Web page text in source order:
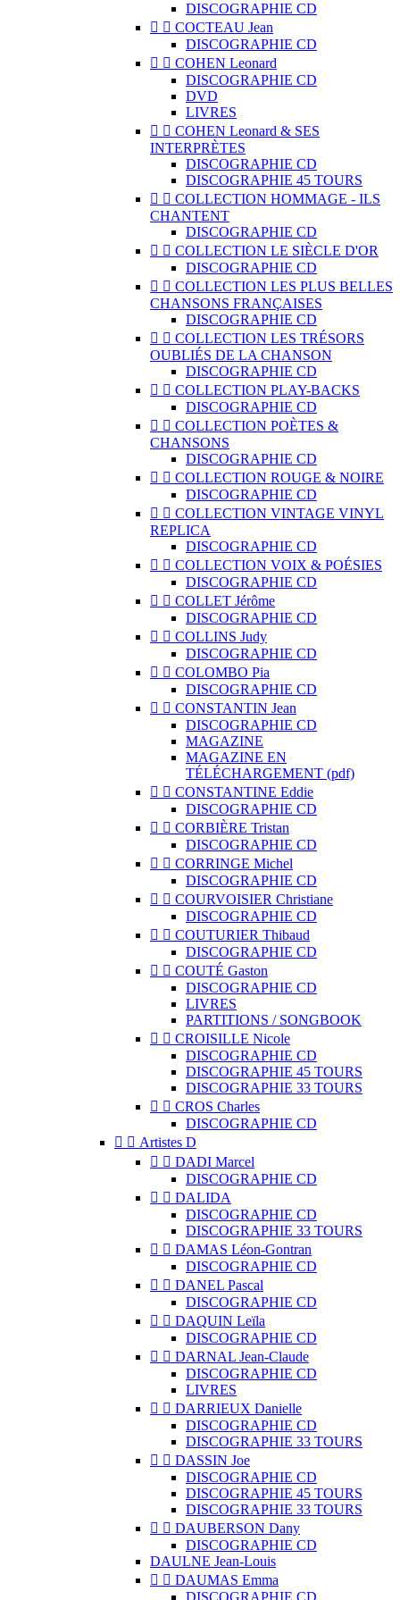
DISCOGRAPHIE CD
  COCTEAU Jean
DISCOGRAPHIE CD
  COHEN Leonard
DISCOGRAPHIE CD
DVD
LIVRES
  COHEN Leonard & SES
INTERPRÈTES
DISCOGRAPHIE CD
DISCOGRAPHIE 45 TOURS
  COLLECTION HOMMAGE - ILS
CHANTENT
DISCOGRAPHIE CD
  COLLECTION LE SIÈCLE D'OR
DISCOGRAPHIE CD
  COLLECTION LES PLUS BELLES
CHANSONS FRANÇAISES
DISCOGRAPHIE CD
  COLLECTION LES TRÉSORS
OUBLIÉS DE LA CHANSON
DISCOGRAPHIE CD
  COLLECTION PLAY-BACKS
DISCOGRAPHIE CD
  COLLECTION POÈTES &
CHANSONS
DISCOGRAPHIE CD
  COLLECTION ROUGE & NOIRE
DISCOGRAPHIE CD
  COLLECTION VINTAGE VINYL
REPLICA
DISCOGRAPHIE CD
  COLLECTION VOIX & POÉSIES
DISCOGRAPHIE CD
  COLLET Jérôme
DISCOGRAPHIE CD
  COLLINS Judy
DISCOGRAPHIE CD
  COLOMBO Pia
DISCOGRAPHIE CD
  CONSTANTIN Jean
DISCOGRAPHIE CD
MAGAZINE
MAGAZINE EN
TÉLÉCHARGEMENT (pdf)
  CONSTANTINE Eddie
DISCOGRAPHIE CD
  CORBIÈRE Tristan
DISCOGRAPHIE CD
  CORRINGE Michel
DISCOGRAPHIE CD
  COURVOISIER Christiane
DISCOGRAPHIE CD
  COUTURIER Thibaud
DISCOGRAPHIE CD
  COUTÉ Gaston
DISCOGRAPHIE CD
LIVRES
PARTITIONS / SONGBOOK
  CROISILLE Nicole
DISCOGRAPHIE CD
DISCOGRAPHIE 45 TOURS
DISCOGRAPHIE 33 TOURS
  CROS Charles
DISCOGRAPHIE CD
  Artistes D
  DADI Marcel
DISCOGRAPHIE CD
  DALIDA
DISCOGRAPHIE CD
DISCOGRAPHIE 33 TOURS
  DAMAS Léon-Gontran
DISCOGRAPHIE CD
  DANEL Pascal
DISCOGRAPHIE CD
  DAQUIN Leïla
DISCOGRAPHIE CD
  DARNAL Jean-Claude
DISCOGRAPHIE CD
LIVRES
  DARRIEUX Danielle
DISCOGRAPHIE CD
DISCOGRAPHIE 33 TOURS
  DASSIN Joe
DISCOGRAPHIE CD
DISCOGRAPHIE 45 TOURS
DISCOGRAPHIE 33 TOURS
  DAUBERSON Dany
DISCOGRAPHIE CD
DAULNE Jean-Louis
  DAUMAS Emma
DISCOGRAPHIE CD